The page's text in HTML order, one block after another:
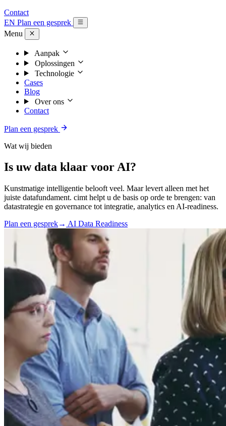
Contact
EN Plan een gesprek
Menu
Aanpak
Oplossingen
Technologie
Cases
Blog
Over ons
Contact
Plan een gesprek
Wat wij bieden
Is uw data klaar voor AI?
Kunstmatige intelligentie belooft veel. Maar levert alleen met het
juiste datafundament. cimt helpt u de basis op orde te brengen: van
datastrategie en governance tot integratie, analytics en AI-readiness.
Plan een gesprek→ AI Data Readiness